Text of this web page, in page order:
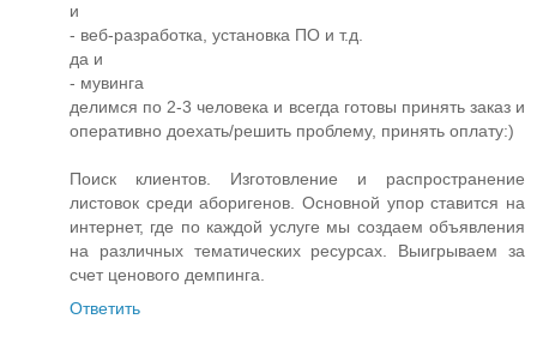
и
- веб-разработка, установка ПО и т.д.
да и
- мувинга
делимся по 2-3 человека и всегда готовы принять заказ и
оперативно доехать/решить проблему, принять оплату:)
Поиск клиентов. Изготовление и распространение
листовок среди аборигенов. Основной упор ставится на
интернет, где по каждой услуге мы создаем объявления
на различных тематических ресурсах. Выигрываем за
счет ценового демпинга.
Ответить